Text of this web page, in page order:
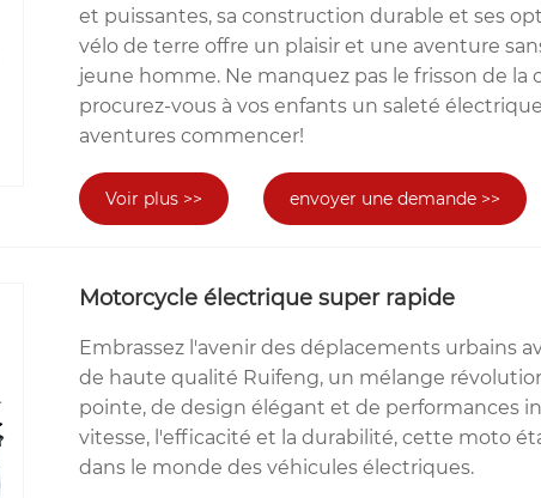
et puissantes, sa construction durable et ses
vélo de terre offre un plaisir et une aventure
jeune homme. Ne manquez pas le frisson de la
procurez-vous à vos enfants un saleté
aventures commencer!
Voir plus >> envoyer une demande >>
Motorcycle électrique super rapide
Embrassez l'avenir des déplacements urbains
de haute qualité Ruifeng, un mélange
pointe, de design élégant et de performances
vitesse, l'efficacité et la durabilité, cette moto
dans le monde des véhicules électriques.